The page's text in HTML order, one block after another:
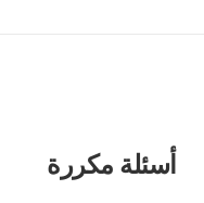
أسئلة مكررة